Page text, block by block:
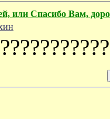
или Спасибо Вам,